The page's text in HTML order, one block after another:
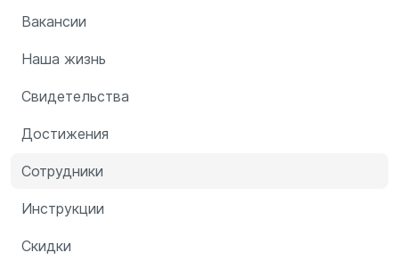
Вакансии
Наша жизнь
Свидетельства
Достижения
Сотрудники
Инструкции
Скидки